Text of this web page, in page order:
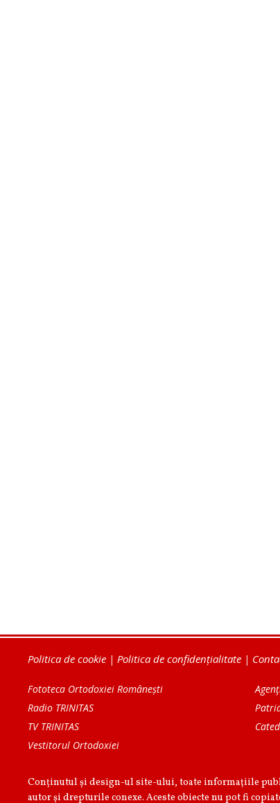
Politica de cookie | Politica de confidențialitate |
Fototeca Ortodoxiei Românești
Radio TRINITAS
TV TRINITAS
Vestitorul Ortodoxiei
Conținutul și design-ul site-ului, toate informaţiile
autor şi drepturile conexe. Aceste obiecte nu pot fi